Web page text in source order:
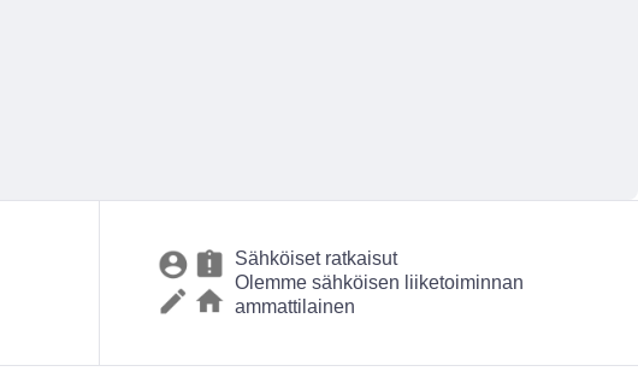
Sähköiset ratkaisut
Olemme sähköisen liiketoiminnan
ammattilainen